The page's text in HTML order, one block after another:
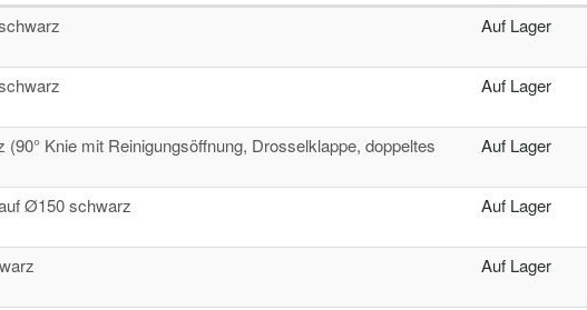
Auf Lager
Auf Lager
Knie mit Reinigungsöffnung, Drosselklappe, doppeltes
Auf Lager
Ø150 schwarz
Auf Lager
Auf Lager